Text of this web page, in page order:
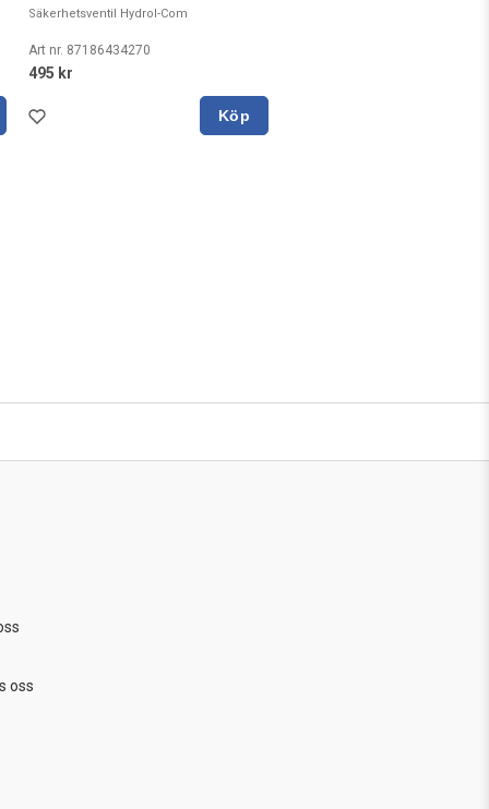
Säkerhetsventil Hydrol-Com
Art nr. 87186434270
495 kr
Köp
oss